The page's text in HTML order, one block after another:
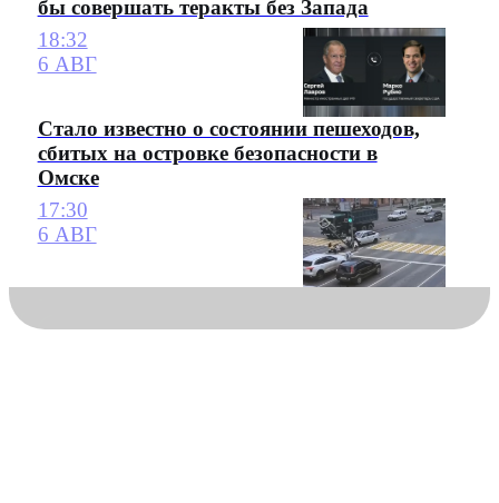
бы совершать теракты без Запада
18:32
6 АВГ
Стало известно о состоянии пешеходов,
сбитых на островке безопасности в
Омске
17:30
6 АВГ